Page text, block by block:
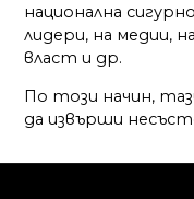
национална
лидери, на медии,
власт и др.
По този начин,
да извърши